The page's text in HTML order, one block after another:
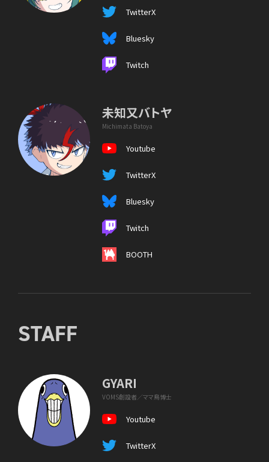
TwitterX
Bluesky
Twitch
未知又バトヤ
Michimata Batoya
Youtube
TwitterX
Bluesky
Twitch
BOOTH
STAFF
GYARI
VOMS創設者／ママ鳥博士
Youtube
TwitterX